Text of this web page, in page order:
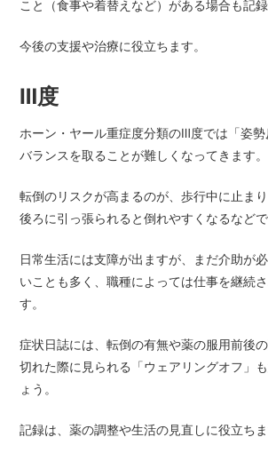
こと（食事や着替えなど）がある場合も記録
今後の支援や治療に役立ちます。
Ⅲ度
ホーン・ヤール重症度分類のⅢ度では「姿勢
バランスを取ることが難しくなってきます。
転倒のリスクが高まるのが、歩行中に止まり
後ろに引っ張られると倒れやすくなるなどで
日常生活には支障が出ますが、まだ介助が
いことも多く、職種によっては仕事を継続
す。
症状日誌には、転倒の有無や薬の服用前後
切れた際に見られる「ウェアリングオフ」
ょう。
記録は、薬の調整や生活の見直しに役立ちま